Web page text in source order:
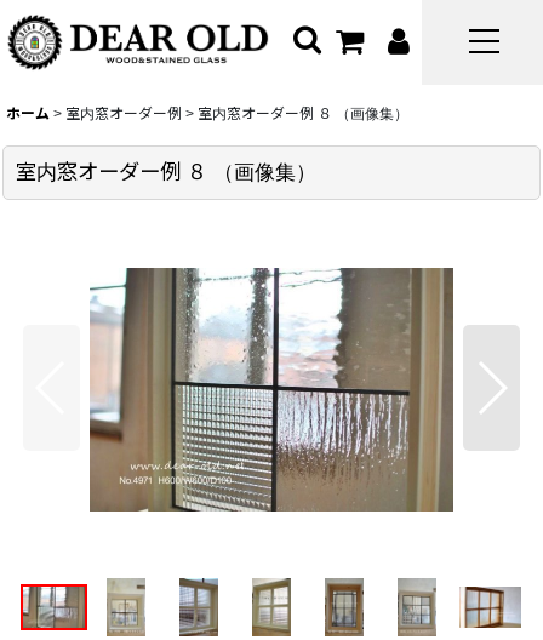
ホーム > 室内窓オーダー例 > 室内窓オーダー例 ８ （画像集）
室内窓オーダー例 ８ （画像集）